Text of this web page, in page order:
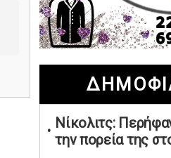
Μεντιλίμπαρ:
κάθε παιχνίδι
02/05/2026 | 20:28
Περιστέρι:
άφησε δύο
Ηνωμένα Αραβικά
τους
Νίκολιτς:
την πορεία της